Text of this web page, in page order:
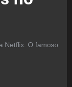
Netflix. O famoso